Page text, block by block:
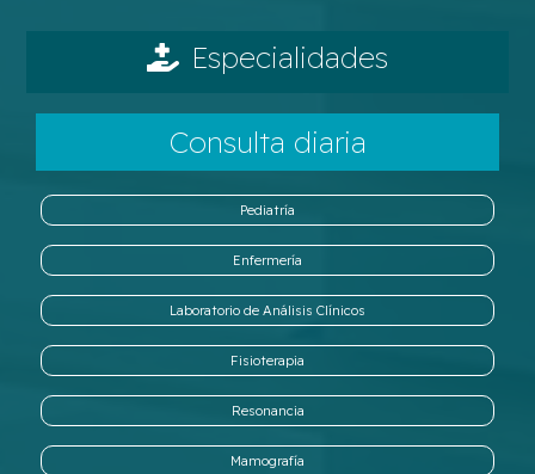
Especialidades
Consulta diaria
Pediatría
Enfermería
Laboratorio de Análisis Clínicos
Fisioterapia
Resonancia
Mamografía